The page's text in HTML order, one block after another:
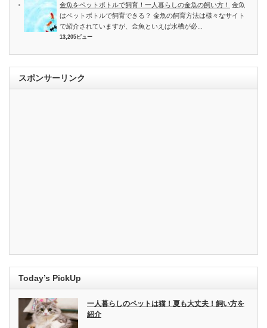
金魚をペットボトルで飼育！一人暮らしの金魚の飼い方！
金魚
はペットボトルで飼育できる？ 金魚の飼育方法は様々なサイト
で紹介されていますが、金魚といえば水槽が必...
13,205ビュー
スポンサーリンク
Today’s PickUp
一人暮らしのペットは猫！夏も大丈夫！飼い方を
紹介